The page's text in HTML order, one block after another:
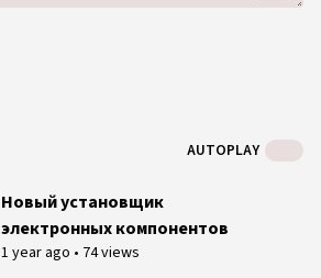
AUTOPLAY
Новый установщик
электронных компонентов
1 year ago • 74 views